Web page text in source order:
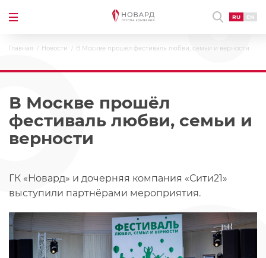
RU EN
Главная Новости В Москве прошёл фестиваль любви, семьи и верности
В Москве прошёл
фестиваль любви, семьи и
верности
ГК «Новард» и дочерняя компания «Сити21»
выступили партнёрами мероприятия.